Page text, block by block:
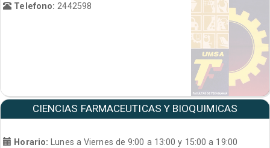
Telefono: 2442598
CIENCIAS FARMACEUTICAS Y BIOQUIMICAS
Horario: Lunes a Viernes de 9:00 a 13:00 y 15:00 a 19:00